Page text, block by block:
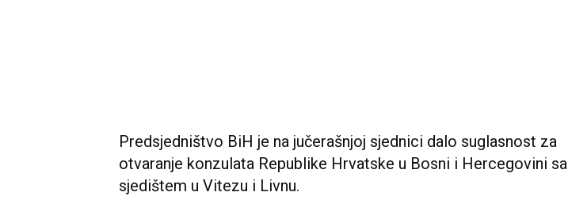
Predsjedništvo BiH je na jučerašnjoj sjednici dalo suglasnost za
otvaranje konzulata Republike Hrvatske u Bosni i Hercegovini sa
sjedištem u Vitezu i Livnu.